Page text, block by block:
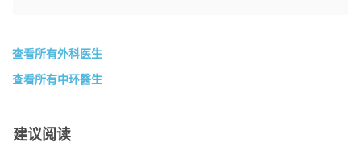
查看所有外科医生
查看所有中环醫生
建议阅读